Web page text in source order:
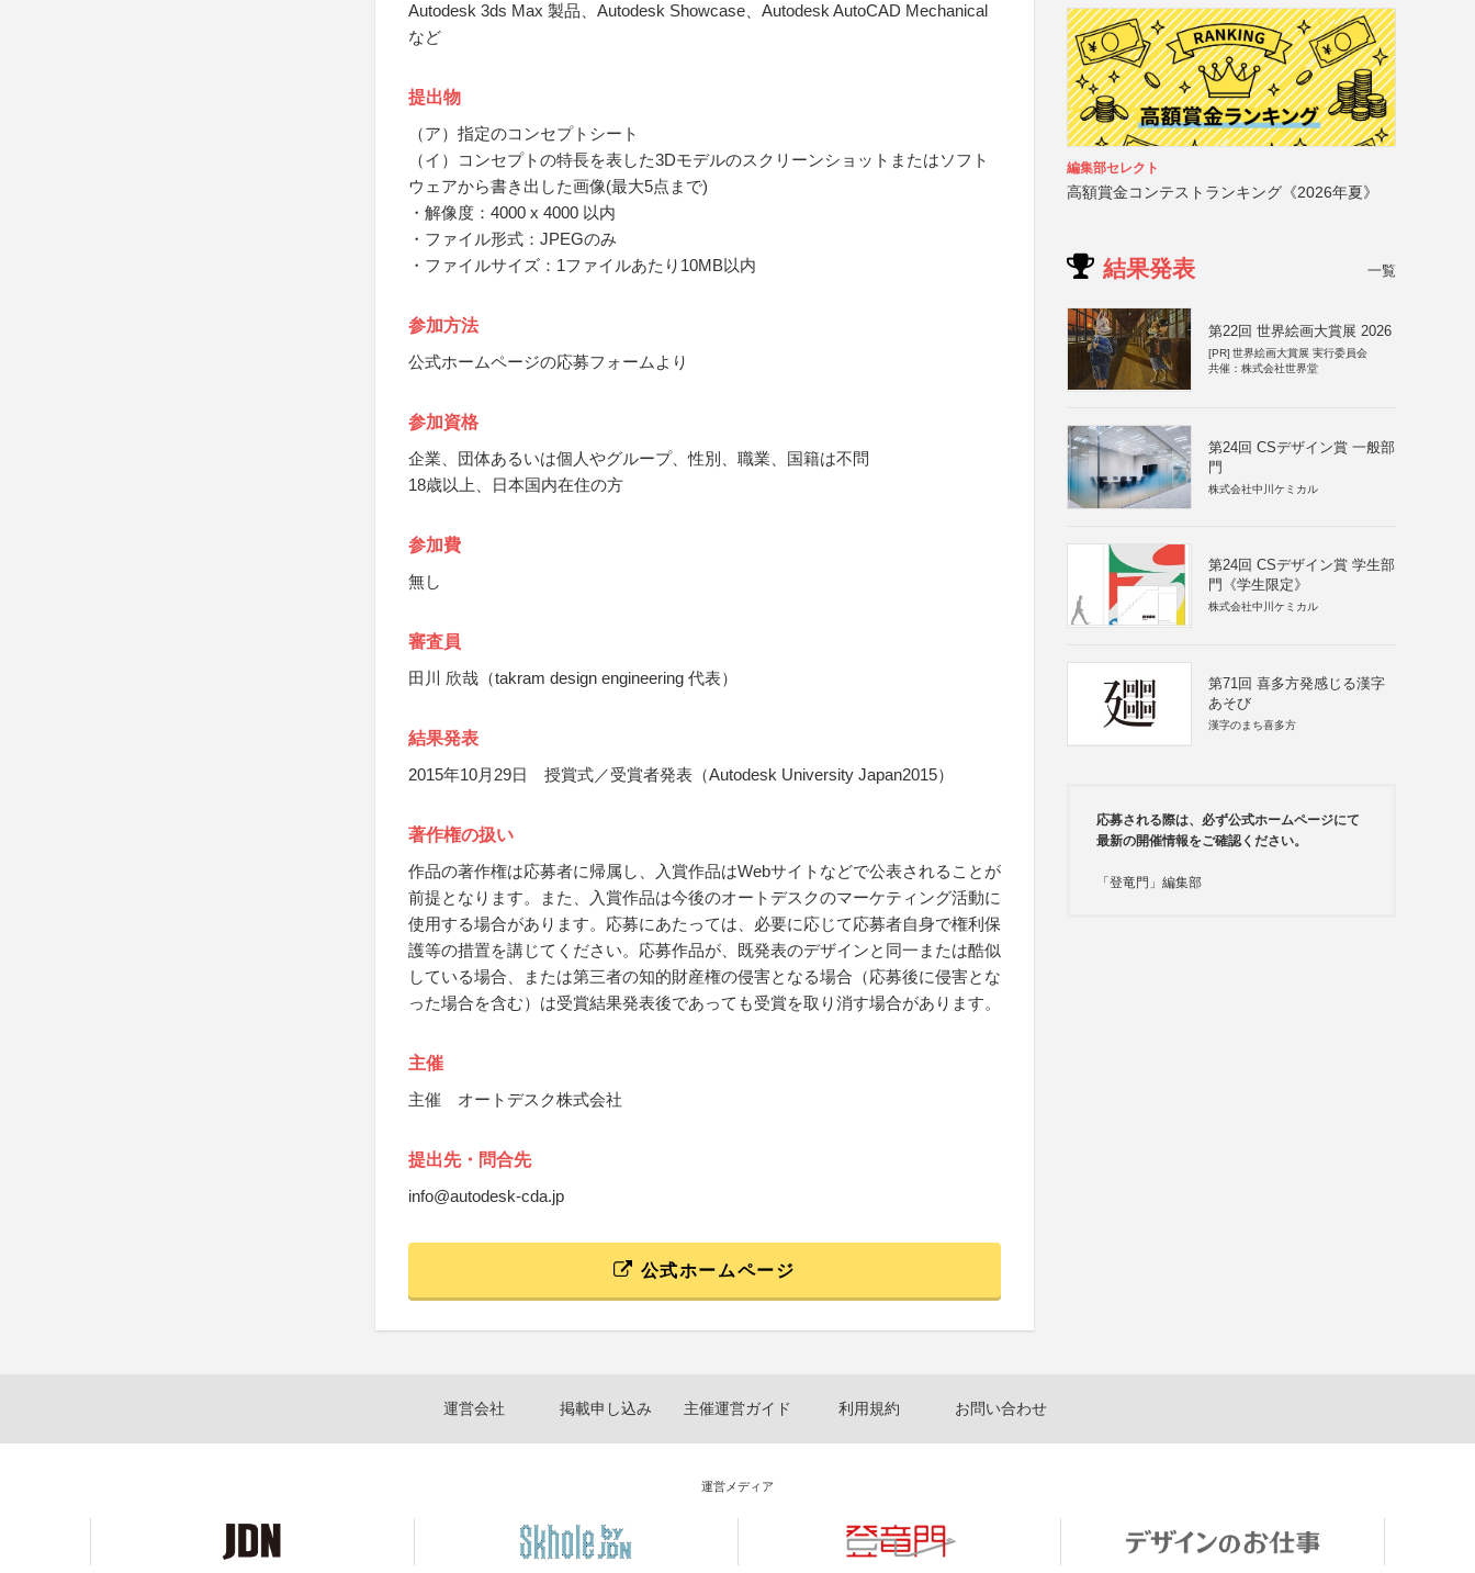
Autodesk 3ds Max 製品、Autodesk Showcase、Autodesk AutoCAD Mechanical
など
提出物
（ア）指定のコンセプトシート
（イ）コンセプトの特長を表した3Dモデルのスクリーンショットまたはソフト
ウェアから書き出した画像(最大5点まで)
・解像度：4000 x 4000 以内
・ファイル形式：JPEGのみ
・ファイルサイズ：1ファイルあたり10MB以内
参加方法
公式ホームページの応募フォームより
参加資格
企業、団体あるいは個人やグループ、性別、職業、国籍は不問
18歳以上、日本国内在住の方
参加費
無し
審査員
田川 欣哉（takram design engineering 代表）
結果発表
2015年10月29日 授賞式／受賞者発表（Autodesk University Japan2015）
著作権の扱い
作品の著作権は応募者に帰属し、入賞作品はWebサイトなどで公表されることが
前提となります。また、入賞作品は今後のオートデスクのマーケティング活動に
使用する場合があります。応募にあたっては、必要に応じて応募者自身で権利保
護等の措置を講じてください。応募作品が、既発表のデザインと同一または酷似
している場合、または第三者の知的財産権の侵害となる場合（応募後に侵害とな
った場合を含む）は受賞結果発表後であっても受賞を取り消す場合があります。
主催
主催 オートデスク株式会社
提出先・問合先
info@autodesk-cda.jp
公式ホームページ
編集部セレクト
高額賞金コンテストランキング《2026年夏》
結果発表 一覧
第22回 世界絵画大賞展 2026
[PR] 世界絵画大賞展 実行委員会
共催：株式会社世界堂
第24回 CSデザイン賞 一般部
門
株式会社中川ケミカル
第24回 CSデザイン賞 学生部
門《学生限定》
株式会社中川ケミカル
第71回 喜多方発感じる漢字
あそび
漢字のまち喜多方
応募される際は、必ず公式ホームページにて
最新の開催情報をご確認ください。
「登竜門」編集部
運営会社 掲載申し込み 主催運営ガイド 利用規約 お問い合わせ
運営メディア